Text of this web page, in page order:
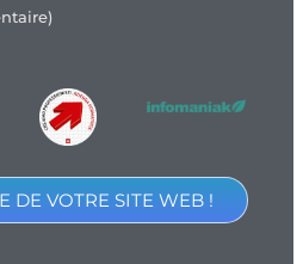
DE VOTRE SITE WEB !